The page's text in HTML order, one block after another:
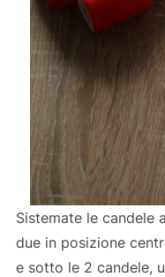
Sistemate le candele
due in posizione
e sotto le 2 candele,